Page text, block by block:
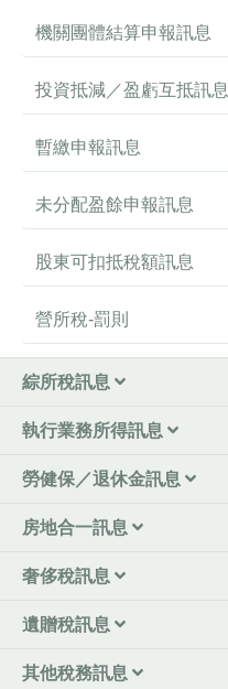
機關團體結算申報訊息
投資抵減／盈虧互抵訊息
暫繳申報訊息
未分配盈餘申報訊息
股東可扣抵稅額訊息
營所稅-罰則
綜所稅訊息
執行業務所得訊息
勞健保／退休金訊息
房地合一訊息
奢侈稅訊息
遺贈稅訊息
其他稅務訊息